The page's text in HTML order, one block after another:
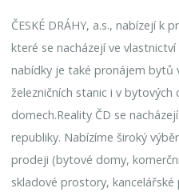
ČESKÉ DRÁHY, a.s., nabízejí
které se nacházejí ve
nabídky je také pronájem bytů
železničních stanic i v
domech.Reality ČD se
republiky. Nabízíme široký
prodeji (bytové domy,
skladové prostory,